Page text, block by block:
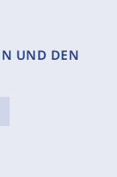
UND DEN